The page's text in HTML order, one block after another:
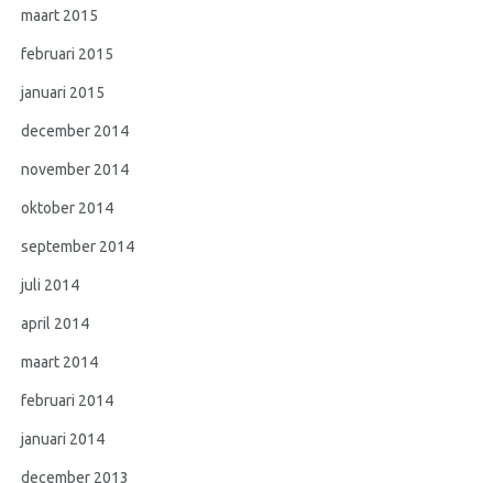
maart 2015
februari 2015
januari 2015
december 2014
november 2014
oktober 2014
september 2014
juli 2014
april 2014
maart 2014
februari 2014
januari 2014
december 2013